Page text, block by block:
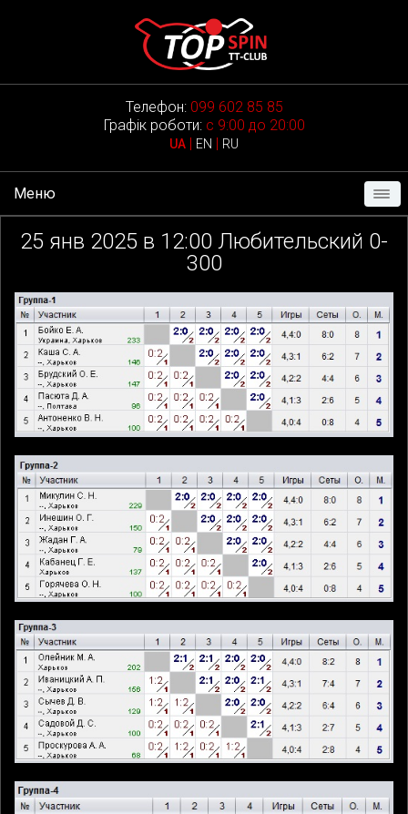
Телефон: 099 602 85 85
Графік роботи: с 9:00 до 20:00
UA | EN | RU
Меню
25 янв 2025 в 12:00 Любительский 0-
300